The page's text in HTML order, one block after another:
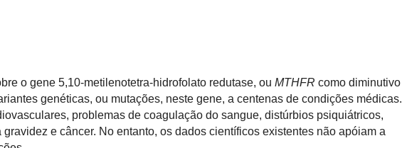
o gene 5,10-metilenotetra-hidrofolato redutase, ou MTHFR como diminutivo
genéticas, ou mutações, neste gene, a centenas de condições médicas.
problemas de coagulação do sangue, distúrbios psiquiátricos,
e câncer. No entanto, os dados científicos existentes não apóiam a